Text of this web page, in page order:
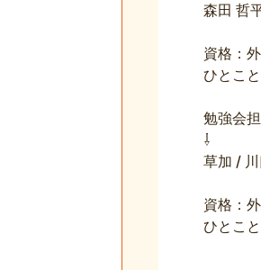
森田 哲
資格：
ひとこ
勉強会
⇩
草加 /
資格：
ひとこ